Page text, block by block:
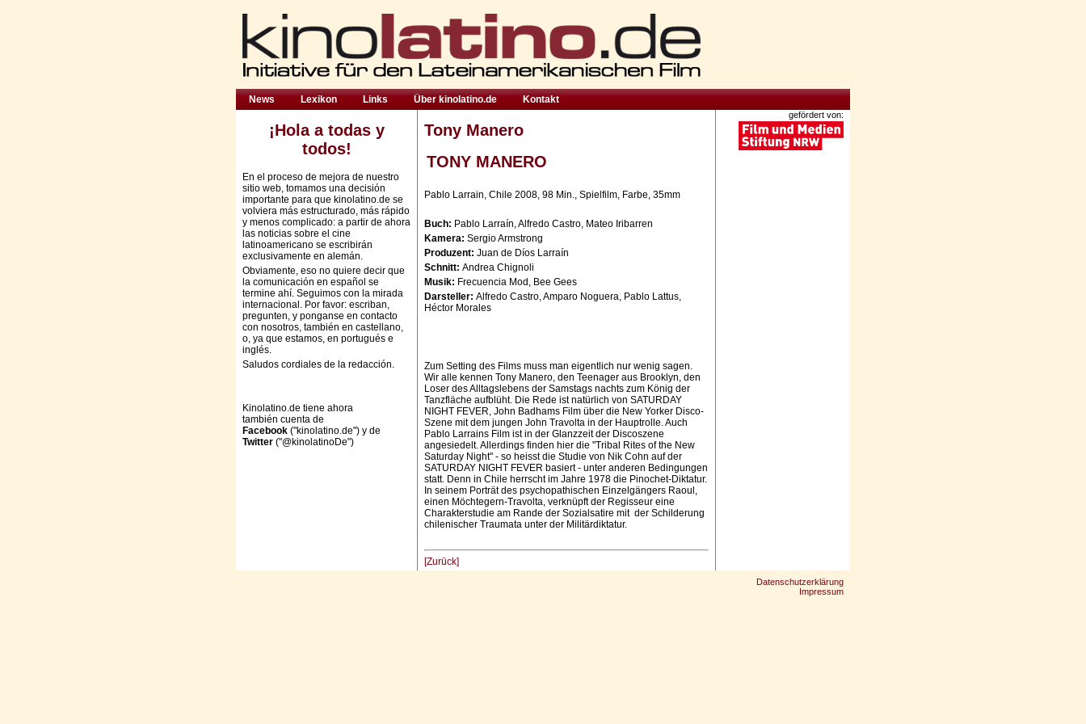
News Lexikon Links Über kinolatino.de Kontakt
¡Hola a todas y
todos!
En el proceso de mejora de nuestro
sitio web, tomamos una decisión
importante para que kinolatino.de se
volviera más estructurado, más rápido
y menos complicado: a partir de ahora
las noticias sobre el cine
latinoamericano se escribirán
exclusivamente en alemán.
Obviamente, eso no quiere decir que
la comunicación en español se
termine ahí. Seguimos con la mirada
internacional. Por favor: escriban,
pregunten, y ponganse en contacto
con nosotros, también en castellano,
o, ya que estamos, en portugués e
inglés.
Saludos cordiales de la redacción.
Kinolatino.de tiene ahora
también cuenta de
Facebook ("kinolatino.de") y de
Twitter ("@kinolatinoDe")
Tony Manero
TONY MANERO
Pablo Larrain, Chile 2008, 98 Min., Spielfilm, Farbe, 35mm
Buch: Pablo Larraín, Alfredo Castro, Mateo Iribarren
Kamera: Sergio Armstrong
Produzent: Juan de Díos Larraín
Schnitt: Andrea Chignoli
Musik: Frecuencia Mod, Bee Gees
Darsteller: Alfredo Castro, Amparo Noguera, Pablo Lattus,
Héctor Morales
Zum Setting des Films muss man eigentlich nur wenig sagen.
Wir alle kennen Tony Manero, den Teenager aus Brooklyn, den
Loser des Alltagslebens der Samstags nachts zum König der
Tanzfläche aufblüht. Die Rede ist natürlich von SATURDAY
NIGHT FEVER, John Badhams Film über die New Yorker Disco-
Szene mit dem jungen John Travolta in der Hauptrolle. Auch
Pablo Larrains Film ist in der Glanzzeit der Discoszene
angesiedelt. Allerdings finden hier die "Tribal Rites of the New
Saturday Night" - so heisst die Studie von Nik Cohn auf der
SATURDAY NIGHT FEVER basiert - unter anderen Bedingungen
statt. Denn in Chile herrscht im Jahre 1978 die Pinochet-Diktatur.
In seinem Porträt des psychopathischen Einzelgängers Raoul,
einen Möchtegern-Travolta, verknüpft der Regisseur eine
Charakterstudie am Rande der Sozialsatire mit der Schilderung
chilenischer Traumata unter der Militärdiktatur.
[Zurück]
gefördert von:
Datenschutzerklärung
Impressum